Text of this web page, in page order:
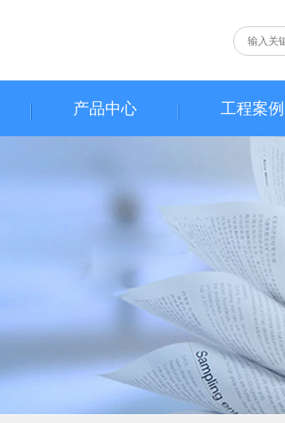
产品中心 工程案例